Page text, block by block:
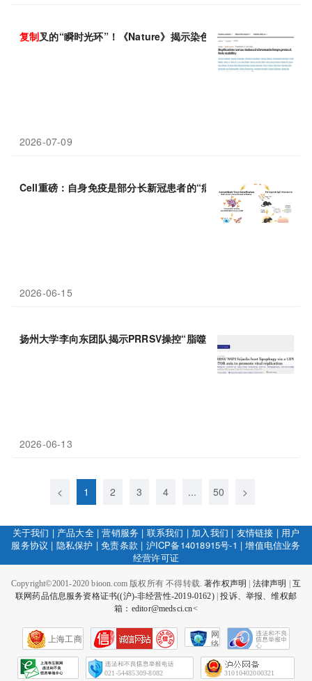
复制叉的“瞬时光环”！《Nature》揭示染色质环保护基因组免受损
2026-07-09
Cell重磅：自身免疫是部分长新冠患者的“病根”，抗体输注让健康
2026-06-15
扬州大学李向东团队揭示PRRSV操控“脂噬”系统为自身 供能
2026-06-13
< 1 2 3 4 ... 50 >
关于我们 | 产品大全|营销服务 | 联系我们 | 加入我们 | 友情链接 | 用户
服务协议 | 隐私保护 |免责条款 | 沪ICP备14018915号-1 |增值电信业务
经营许可证
Copyright©2001-2020 bioon.com 版权所有 不得转载.著作权声明 法律声明
互
联网药品信息服务资格证书((沪)-非经营性-2019-0162)|投诉、举报、维权邮
箱：editor@medsci.cn<
上海工商
网
络
会
征
021-54485309-8082 31010402000321